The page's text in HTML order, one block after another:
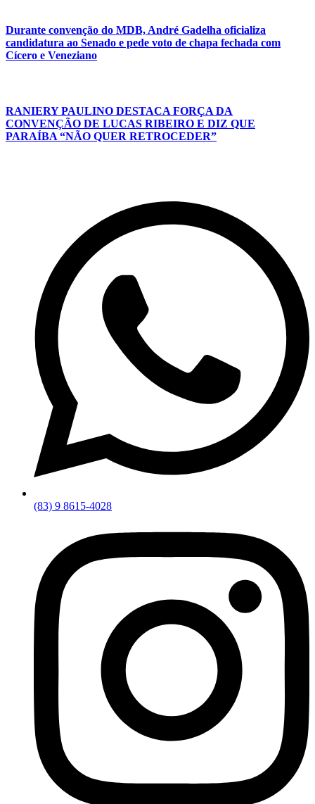
Durante convenção do MDB, André Gadelha oficializa
candidatura ao Senado e pede voto de chapa fechada com
Cícero e Veneziano
RANIERY PAULINO DESTACA FORÇA DA
CONVENÇÃO DE LUCAS RIBEIRO E DIZ QUE
PARAÍBA “NÃO QUER RETROCEDER”
(83) 9 8615-4028